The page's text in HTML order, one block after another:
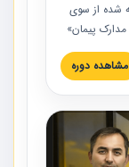
شده از سوی
پیمان»
آموزش
بندی اسناد
شده است.
مشاهده دوره